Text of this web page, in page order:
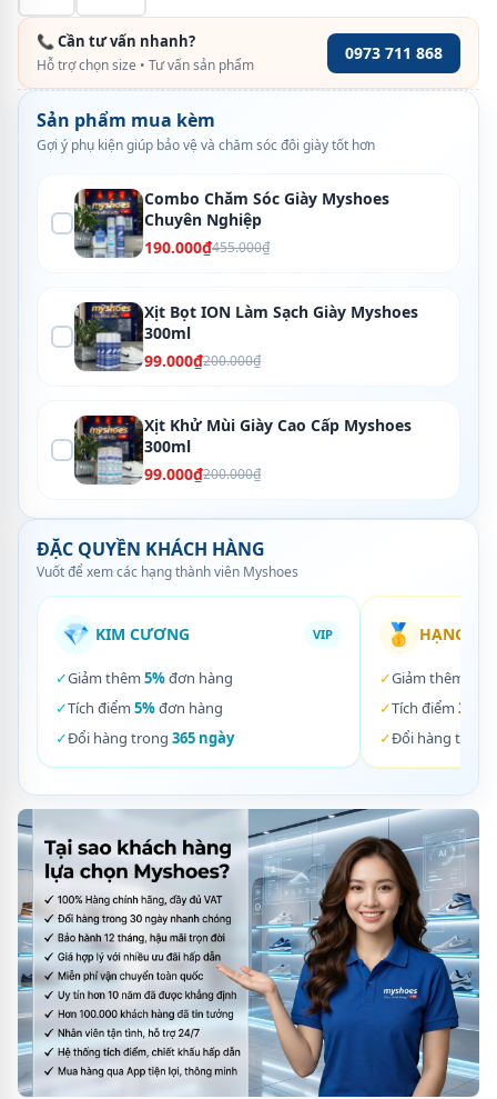
📞 Cần tư vấn nhanh?
Hỗ trợ chọn size • Tư vấn sản phẩm
0973 711 868
Sản phẩm mua kèm
Gợi ý phụ kiện giúp bảo vệ và chăm sóc đôi giày tốt hơn
Combo Chăm Sóc Giày Myshoes
Chuyên Nghiệp
190.000₫455.000₫
Xịt Bọt ION Làm Sạch Giày Myshoes
300ml
99.000₫200.000₫
Xịt Khử Mùi Giày Cao Cấp Myshoes
300ml
99.000₫200.000₫
ĐẶC QUYỀN KHÁCH HÀNG
Vuốt để xem các hạng thành viên Myshoes
💎 KIM CƯƠNG VIP
✓Giảm thêm 5%đơn hàng
✓Tích điểm 5%đơn hàng
✓Đổi hàng trong 365 ngày
🥇 HẠNG
✓Giảm thêm
✓Tích điểm 3%
✓Đổi hàng trong